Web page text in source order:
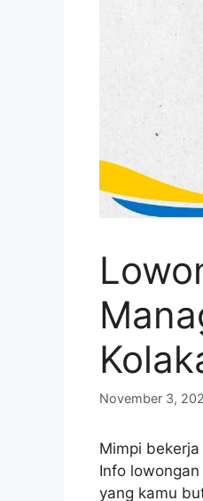
November 3,
Mimpi
Info
yang kamu